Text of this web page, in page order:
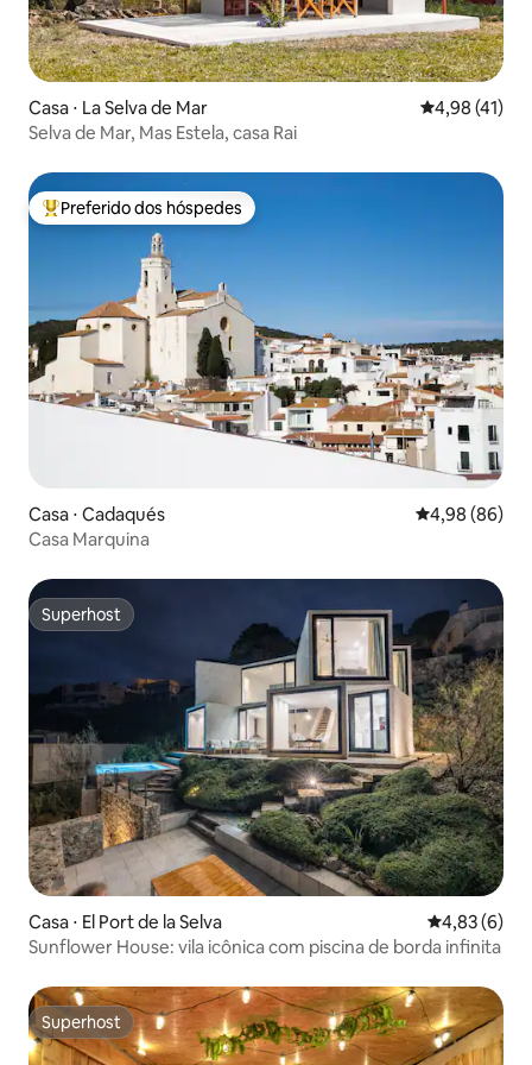
Casa ⋅ La Selva de Mar 4,98 de uma
4,98 (41)
Selva de Mar, Mas Estela, casa Rai
Entre os melhores preferidos dos hóspedes
Preferido dos hóspedes
Casa ⋅ Cadaqués 4,98 de uma
4,98 (86)
Casa Marquina
Superhost
Superhost
Casa ⋅ El Port de la Selva 4,83 de uma
4,83 (6)
Sunflower House: vila icônica com piscina de borda infinita
Superhost
Superhost